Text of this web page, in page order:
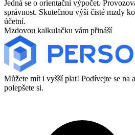
Jedná se o orientační výpočet.
správnost. Skutečnou výši čisté mzdy
účetní.
Mzdovou kalkulačku vám přináší
Můžete mít i vyšší plat! Podívejte se na
polepšete si.